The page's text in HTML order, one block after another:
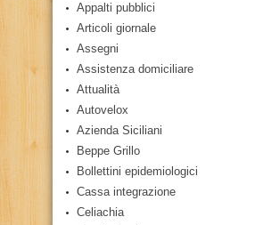
Appalti pubblici
Articoli giornale
Assegni
Assistenza domiciliare
Attualità
Autovelox
Azienda Siciliani
Beppe Grillo
Bollettini epidemiologici
Cassa integrazione
Celiachia